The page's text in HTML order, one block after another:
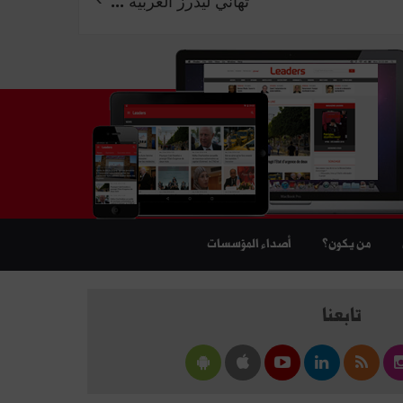
من يكون؟ أصداء المؤسسات
تابعنا